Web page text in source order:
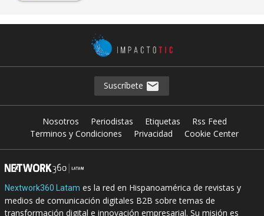
Suscríbete
Nosotros Periodistas Etiquetas
Rss Feed
Terminos y Condiciones
Privacidad Cookie Center
Nextwork360 Latam es la red en Hispanoamérica de revistas y
medios de comunicación digitales B2B sobre temas de
transformación digital e innovación empresarial. Su misión es